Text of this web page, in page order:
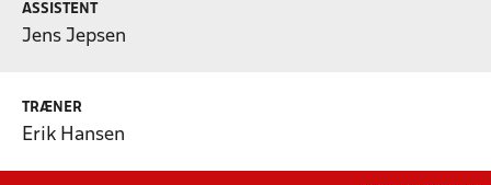
ASSISTENT
Jens Jepsen
TRÆNER
Erik Hansen